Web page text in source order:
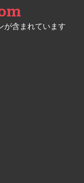
が含まれています